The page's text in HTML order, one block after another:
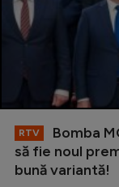
RTV
Bomba
să fie noul
bună variantă!